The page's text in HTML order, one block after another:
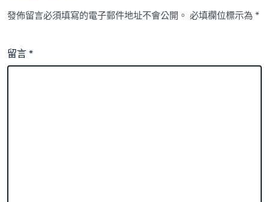
發佈留言必須填寫的電子郵件地址不會公開。 必填欄位標示為*
留言*